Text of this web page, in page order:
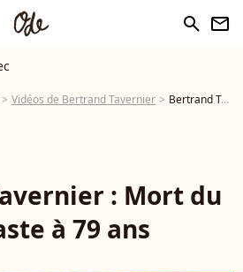
search newsletter
Vidéos de Bertrand Tavernier Bertrand Tavernier : Mort du cinéaste à 79 ans - Vidéo
: Mort du
à 79 ans